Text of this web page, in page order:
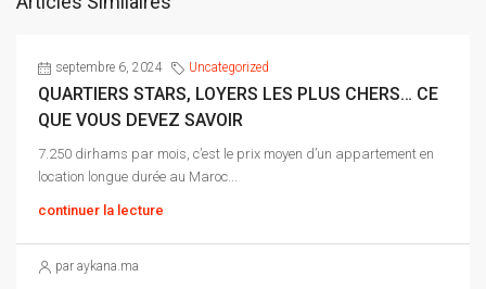
septembre 6, 2024 Uncategorized
QUARTIERS STARS, LOYERS LES PLUS CHERS… CE
QUE VOUS DEVEZ SAVOIR
7.250 dirhams par mois, c’est le prix moyen d’un appartement en
location longue durée au Maroc...
continuer la lecture
par aykana.ma